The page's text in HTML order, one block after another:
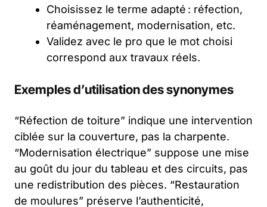
Choisissez le terme adapté : réfection,
réaménagement, modernisation, etc.
Validez avec le pro que le mot choisi
correspond aux travaux réels.
Exemples d’utilisation des synonymes
“Réfection de toiture” indique une intervention
ciblée sur la couverture, pas la charpente.
“Modernisation électrique” suppose une mise
au goût du jour du tableau et des circuits, pas
une redistribution des pièces. “Restauration
de moulures” préserve l’authenticité,